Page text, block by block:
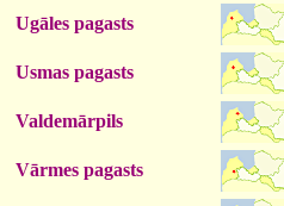
Ugāles pagasts
Usmas pagasts
Valdemārpils
Vārmes pagasts